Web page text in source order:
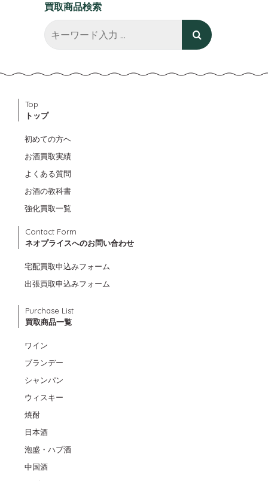
買取商品検索
Top
トップ
初めての方へ
お酒買取実績
よくある質問
お酒の教科書
強化買取一覧
Contact Form
ネオプライスへのお問い合わせ
宅配買取申込みフォーム
出張買取申込みフォーム
Purchase List
買取商品一覧
ワイン
ブランデー
シャンパン
ウィスキー
焼酎
日本酒
泡盛・ハブ酒
中国酒